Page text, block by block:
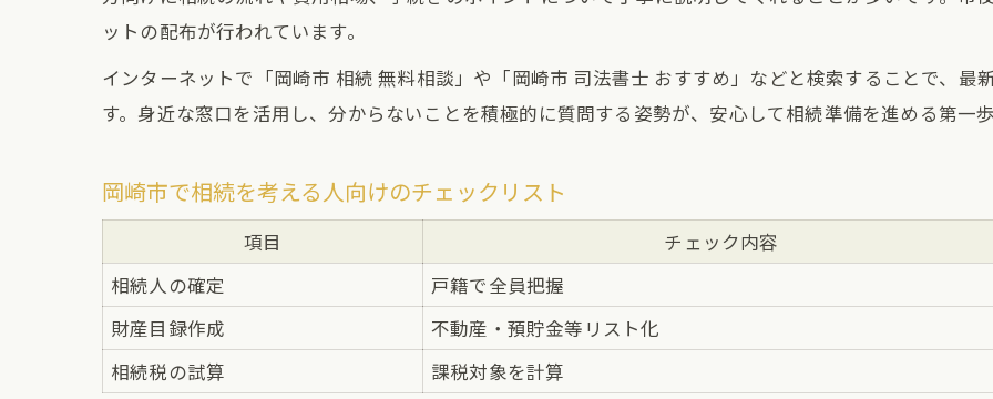
ットの配布が行われています。
インターネットで「岡崎市 相続 無料相談」や「岡崎市 司法書士 おすすめ」などと検索することで、最
す。身近な窓口を活用し、分からないことを積極的に質問する姿勢が、安心して相続準備を進める第一歩
岡崎市で相続を考える人向けのチェックリスト
項目 チェック内容
相続人の確定
戸籍で全員把握
財産目録作成
不動産・預貯金等リスト化
相続税の試算
課税対象を計算